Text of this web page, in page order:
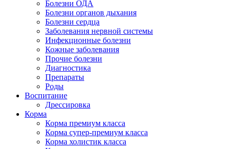
Болезни ОДА
Болезни органов дыхания
Болезни сердца
Заболевания нервной системы
Инфекционные болезни
Кожные заболевания
Прочие болезни
Диагностика
Препараты
Роды
Воспитание
Дрессировка
Корма
Корма премиум класса
Корма супер-премиум класса
Корма холистик класса